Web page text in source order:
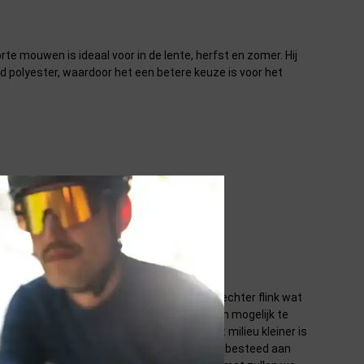
mouwen is ideaal voor in de lente, herfst en zomer. Hij
waardoor het een betere keuze is voor het
genieten van onze mooie aarde. Daar is echter flink wat
om jou zonder extra moeite zo duurzaam mogelijk te
aantal criteria waarbij de impact op het milieu kleiner is
natuurlijke materialen en is er aandacht besteed aan